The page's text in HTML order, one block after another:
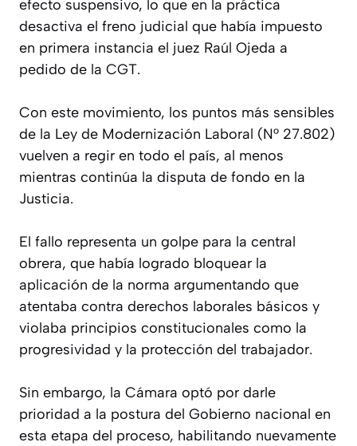
efecto suspensivo, lo que en la práctica
desactiva el freno judicial que había impuesto
en primera instancia el juez Raúl Ojeda a
pedido de la CGT.
Con este movimiento, los puntos más sensibles
de la Ley de Modernización Laboral (N° 27.802)
vuelven a regir en todo el país, al menos
mientras continúa la disputa de fondo en la
Justicia.
El fallo representa un golpe para la central
obrera, que había logrado bloquear la
aplicación de la norma argumentando que
atentaba contra derechos laborales básicos y
violaba principios constitucionales como la
progresividad y la protección del trabajador.
Sin embargo, la Cámara optó por darle
prioridad a la postura del Gobierno nacional en
esta etapa del proceso, habilitando nuevamente